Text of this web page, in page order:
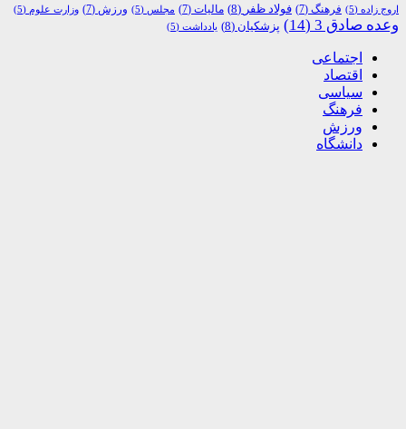
اروج زاده (5) فرهنگ (7) فولاد ظفر (8) مالیات (7) مجلس (5) ورزش (7) وزارت علوم (5)
وعده صادق 3 (14) پزشکیان (8) یادداشت (5)
اجتماعی
اقتصاد
سیاسی
فرهنگ
ورزش
دانشگاه